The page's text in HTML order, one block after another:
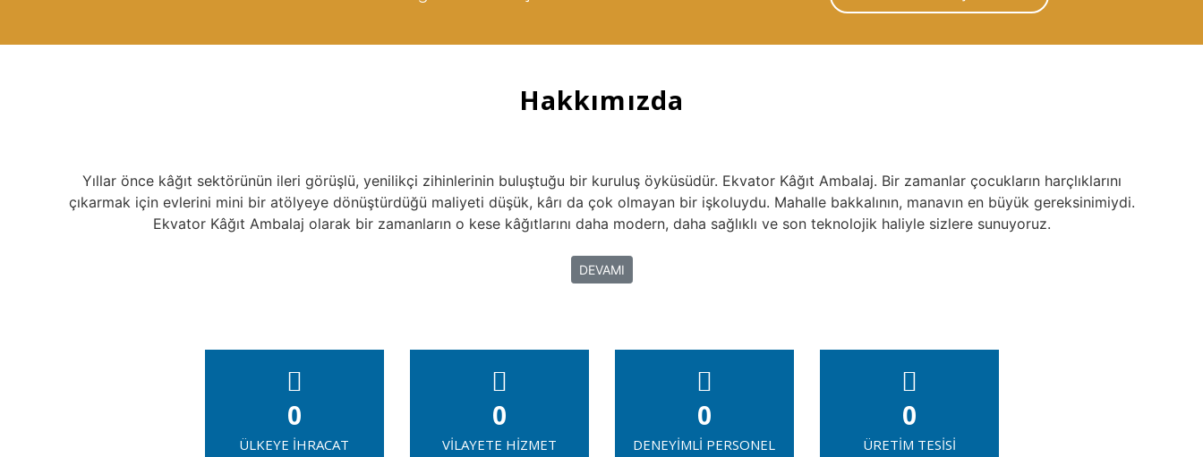
Hakkımızda
Yıllar önce kâğıt sektörünün ileri görüşlü, yenilikçi zihinlerinin buluştuğu bir kuruluş öyküsüdür. Ekvator Kâğıt Ambalaj. Bir zamanlar çocukların harçlıklarını
çıkarmak için evlerini mini bir atölyeye dönüştürdüğü maliyeti düşük, kârı da çok olmayan bir işkoluydu. Mahalle bakkalının, manavın en büyük gereksinimiydi.
Ekvator Kâğıt Ambalaj olarak bir zamanların o kese kâğıtlarını daha modern, daha sağlıklı ve son teknolojik haliyle sizlere sunuyoruz.
DEVAMI
0
ÜLKEYE İHRACAT
0
VİLAYETE HİZMET
0
DENEYİMLİ PERSONEL
0
ÜRETİM TESİSİ